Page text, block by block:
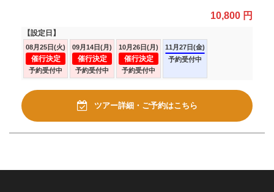
10,800 円
【設定日】
08月25日(火)
催行決定
予約受付中
09月14日(月)
催行決定
予約受付中
10月26日(月)
催行決定
予約受付中
11月27日(金)
予約受付中
ツアー詳細・ご予約はこちら